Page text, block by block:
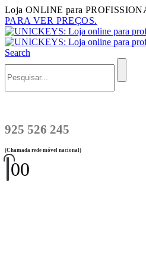
Loja ONLINE para
PARA VER PREÇOS.
Search
925 526 245
(Chamada rede móvel nacional)
00